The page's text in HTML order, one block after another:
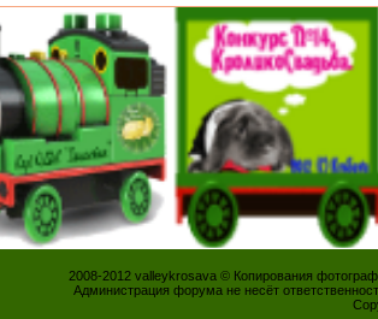
2008-2012 valleykrosava © Копирования
Администрация форума не несёт